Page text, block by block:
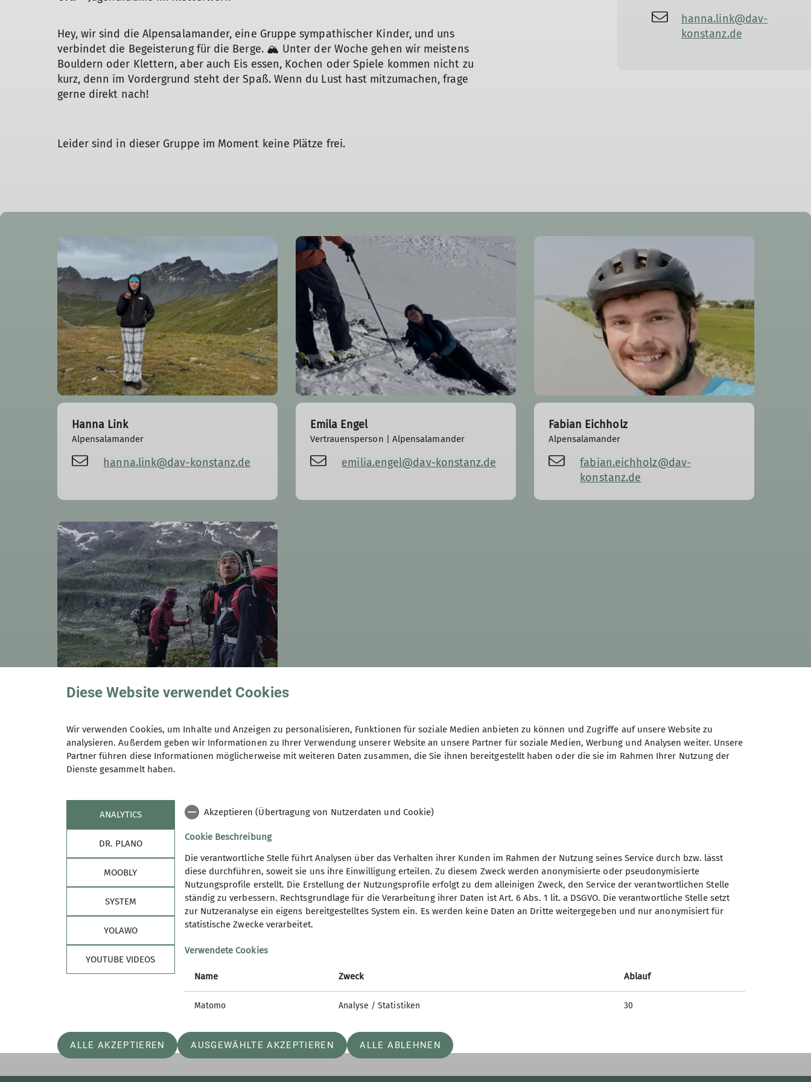
Hey, wir sind die Alpensalamander, eine Gruppe sympathischer Kinder, und uns
verbindet die Begeisterung für die Berge. 🏔️ Unter der Woche gehen wir meistens
Bouldern oder Klettern, aber auch Eis essen, Kochen oder Spiele kommen nicht zu
kurz, denn im Vordergrund steht der Spaß. Wenn du Lust hast mitzumachen, frage
gerne direkt nach!
Leider sind in dieser Gruppe im Moment keine Plätze frei.
hanna.link@dav-
konstanz.de
Hanna Link
Alpensalamander
hanna.link@dav-konstanz.de
Emila Engel
Vertrauensperson | Alpensalamander
emilia.engel@dav-konstanz.de
Fabian Eichholz
Alpensalamander
fabian.eichholz@dav-
konstanz.de
Alpensalamander | Überzuckerte Edelweiße
josephine.jabs@dav-
konstanz.de
Sektion
Mitglied werden
LogIn Tourenleitung (Yolawo)
Downloads
Links
Deutscher Alpenverein
Kletterwerk Radolfzell
Sektion Konstanz des
Deutschen Alpenvereins e.V.
Hegaustraße 5
Kontakt
Diese Website verwendet Cookies
Wir verwenden Cookies, um Inhalte und Anzeigen zu personalisieren, Funktionen für soziale Medien anbieten zu können und Zugriffe auf unsere Website zu
analysieren. Außerdem geben wir Informationen zu Ihrer Verwendung unserer Website an unsere Partner für soziale Medien, Werbung und Analysen weiter. Unsere
Partner führen diese Informationen möglicherweise mit weiteren Daten zusammen, die Sie ihnen bereitgestellt haben oder die sie im Rahmen Ihrer Nutzung der
Dienste gesammelt haben.
ANALYTICS
DR. PLANO
MOOBLY
SYSTEM
YOLAWO
YOUTUBE VIDEOS
Akzeptieren (Übertragung von Nutzerdaten und Cookie)
Cookie Beschreibung
Die verantwortliche Stelle führt Analysen über das Verhalten ihrer Kunden im Rahmen der Nutzung seines Service durch bzw. lässt
diese durchführen, soweit sie uns ihre Einwilligung erteilen. Zu diesem Zweck werden anonymisierte oder pseudonymisierte
Nutzungsprofile erstellt. Die Erstellung der Nutzungsprofile erfolgt zu dem alleinigen Zweck, den Service der verantwortlichen Stelle
ständig zu verbessern. Rechtsgrundlage für die Verarbeitung ihrer Daten ist Art. 6 Abs. 1 lit. a DSGVO. Die verantwortliche Stelle setzt
zur Nutzeranalyse ein eigens bereitgestelltes System ein. Es werden keine Daten an Dritte weitergegeben und nur anonymisiert für
statistische Zwecke verarbeitet.
Verwendete Cookies
Name Zweck Ablauf
Matomo Analyse / Statistiken 30
ALLE AKZEPTIEREN AUSGEWÄHLTE AKZEPTIEREN ALLE ABLEHNEN